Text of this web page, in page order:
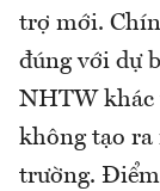
trợ mới.
đúng với dự
NHTW khác
không tạo
trường. Điểm